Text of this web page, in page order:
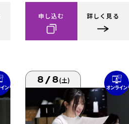
申し込む 詳しく見る
8/8(土)